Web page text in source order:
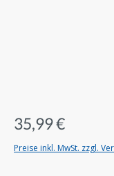
35,99 €
Preise inkl. MwSt. zzgl.